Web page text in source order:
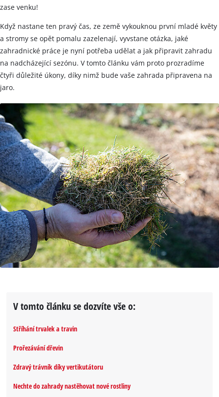
zase venku!
Když nastane ten pravý čas, ze země vykouknou první mladé květy
a stromy se opět pomalu zazelenají, vyvstane otázka, jaké
zahradnické práce je nyní potřeba udělat a jak připravit zahradu
na nadcházející sezónu. V tomto článku vám proto prozradíme
čtyři důležité úkony, díky nimž bude vaše zahrada připravena na
jaro.
V tomto článku se dozvíte vše o:
Stříhání trvalek a travin
Prořezávání dřevin
Zdravý trávník díky vertikutátoru
Nechte do zahrady nastěhovat nové rostliny